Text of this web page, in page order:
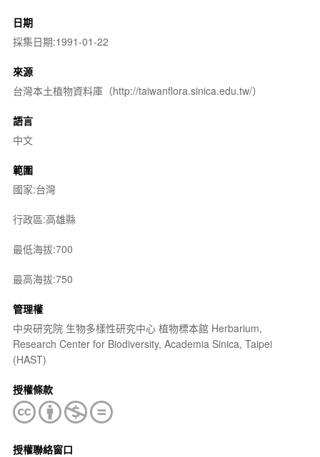
日期
採集日期:1991-01-22
來源
台灣本土植物資料庫（http://taiwanflora.sinica.edu.tw/）
語言
中文
範圍
國家:台灣
行政區:高雄縣
最低海拔:700
最高海拔:750
管理權
中央研究院 生物多樣性研究中心 植物標本館 Herbarium,
Research Center for Biodiversity, Academia Sinica, Taipei
(HAST)
授權條款
授權聯絡窗口